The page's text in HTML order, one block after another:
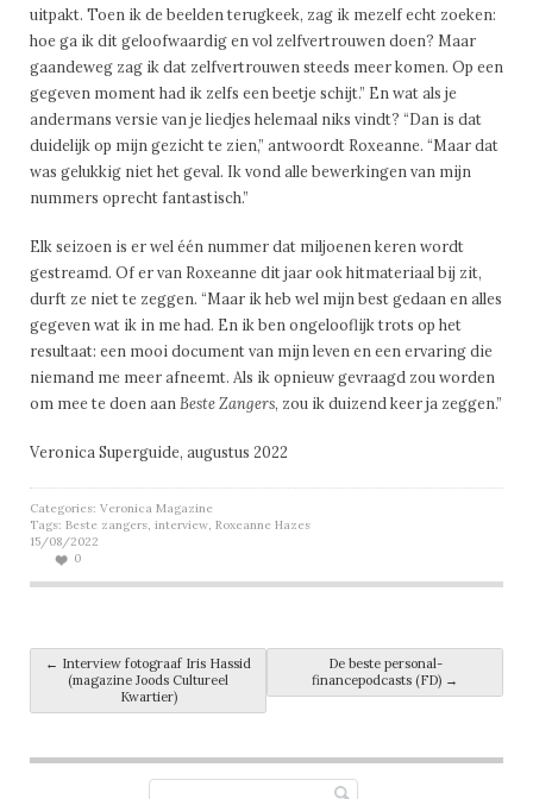
uitpakt. Toen ik de beelden terugkeek, zag ik mezelf echt zoeken:
hoe ga ik dit geloofwaardig en vol zelfvertrouwen doen? Maar
gaandeweg zag ik dat zelfvertrouwen steeds meer komen. Op een
gegeven moment had ik zelfs een beetje schijt.” En wat als je
andermans versie van je liedjes helemaal niks vindt? “Dan is dat
duidelijk op mijn gezicht te zien,” antwoordt Roxeanne. “Maar dat
was gelukkig niet het geval. Ik vond alle bewerkingen van mijn
nummers oprecht fantastisch.”
Elk seizoen is er wel één nummer dat miljoenen keren wordt
gestreamd. Of er van Roxeanne dit jaar ook hitmateriaal bij zit,
durft ze niet te zeggen. “Maar ik heb wel mijn best gedaan en alles
gegeven wat ik in me had. En ik ben ongelooflijk trots op het
resultaat: een mooi document van mijn leven en een ervaring die
niemand me meer afneemt. Als ik opnieuw gevraagd zou worden
om mee te doen aanBeste Zangers, zou ik duizend keer ja zeggen.”
Veronica Superguide, augustus 2022
Categories: Veronica Magazine
Tags: Beste zangers, interview, Roxeanne Hazes
15/08/2022
0
Post navigation
← Interview fotograaf Iris Hassid
(magazine Joods Cultureel
Kwartier)
De beste personal-
financepodcasts (FD) →